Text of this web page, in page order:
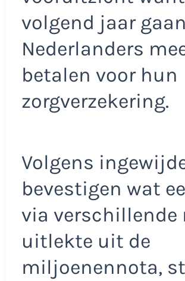
volgend jaar gaan
Nederlanders
betalen voor hun
zorgverzekering.
Volgens
bevestigen wat
via verschillende
uitlekte uit de
miljoenennota,